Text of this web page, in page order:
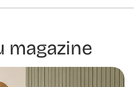
magazine